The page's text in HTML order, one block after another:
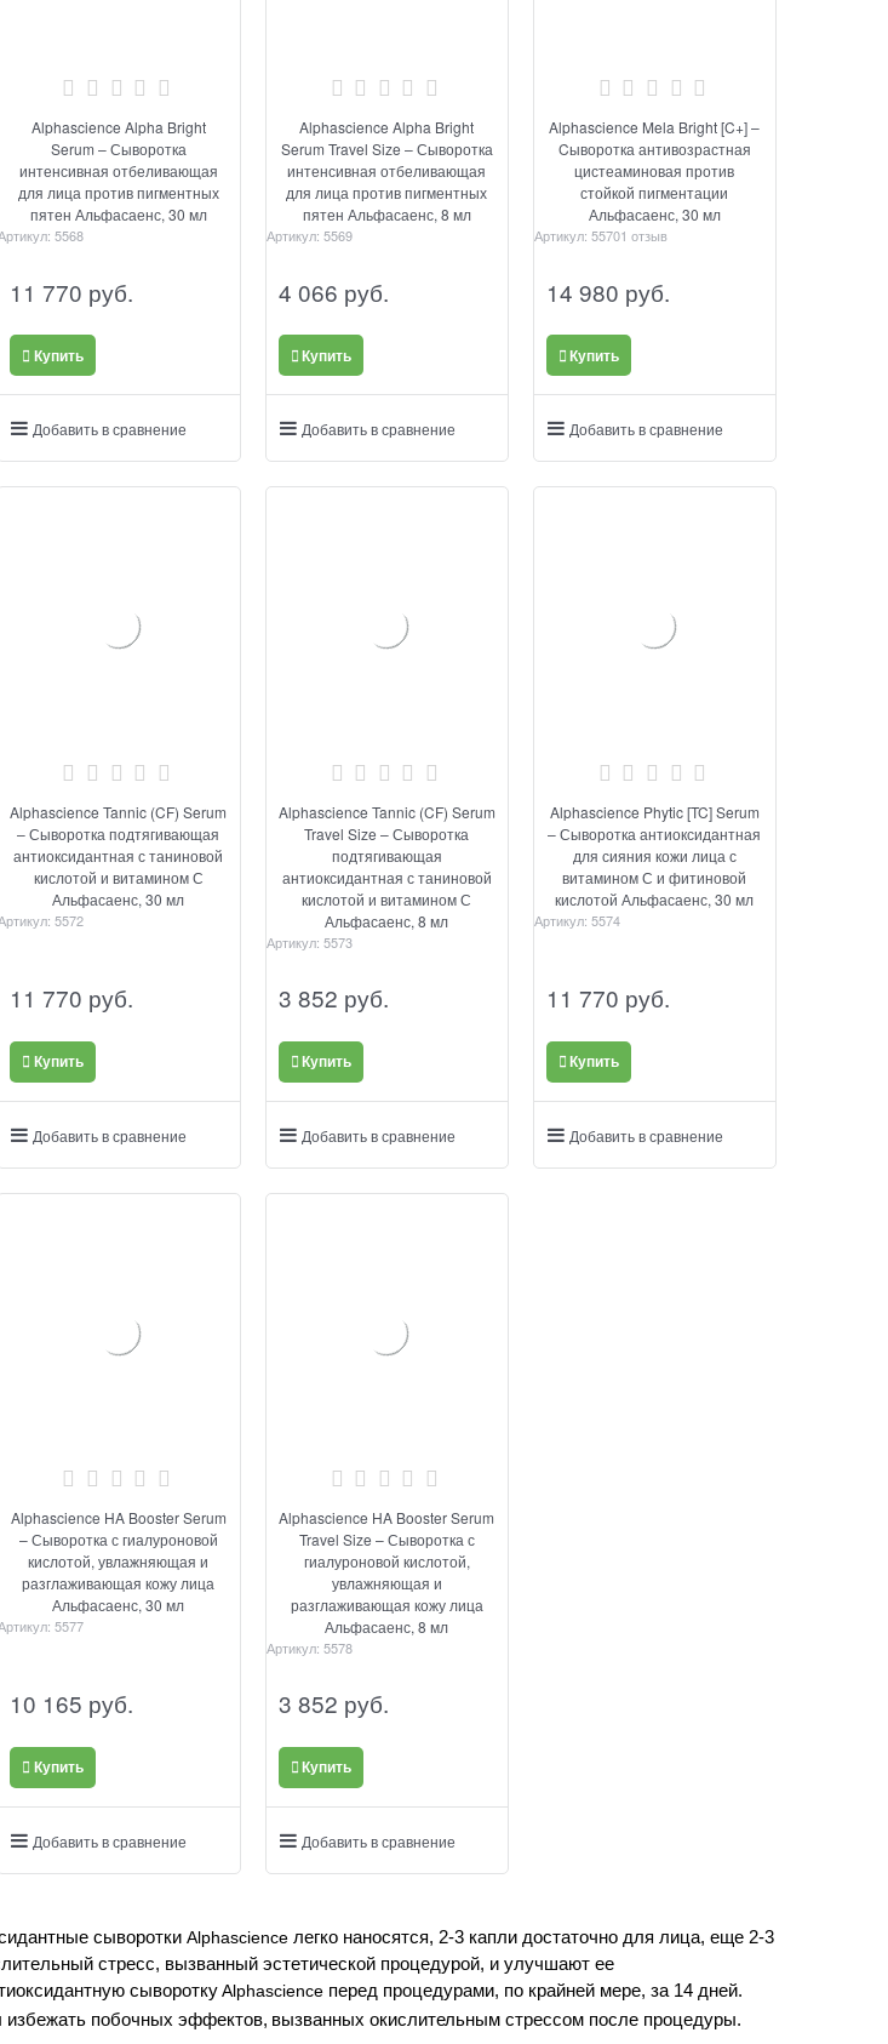
Alphascience Alpha Bright
Serum – Сыворотка
интенсивная отбеливающая
для лица против пигментных
пятен Альфасаенс, 30 мл
5568
11 770 руб.
Купить
Добавить в сравнение
Alphascience Alpha Bright
Serum Travel Size – Сыворотка
интенсивная отбеливающая
для лица против пигментных
пятен Альфасаенс, 8 мл
Артикул: 5569
4 066 руб.
Купить
Добавить в сравнение
Alphascience Mela Bright [C+] –
Cыворотка антивозрастная
цистеаминовая против
стойкой пигментации
Альфасаенс, 30 мл
Артикул: 55701 отзыв
14 980 руб.
Купить
Добавить в сравнение
Alphascience Tannic (CF) Serum
– Сыворотка подтягивающая
антиоксидантная с таниновой
кислотой и витамином С
Альфасаенс, 30 мл
5572
11 770 руб.
Купить
Добавить в сравнение
Alphascience Tannic (CF) Serum
Travel Size – Сыворотка
подтягивающая
антиоксидантная с таниновой
кислотой и витамином С
Альфасаенс, 8 мл
Артикул: 5573
3 852 руб.
Купить
Добавить в сравнение
Alphascience Phytic [TC] Serum
– Сыворотка антиоксидантная
для сияния кожи лица с
витамином С и фитиновой
кислотой Альфасаенс, 30 мл
Артикул: 5574
11 770 руб.
Купить
Добавить в сравнение
Alphascience HA Booster Serum
– Сыворотка с гиалуроновой
кислотой, увлажняющая и
разглаживающая кожу лица
Альфасаенс, 30 мл
5577
10 165 руб.
Купить
Добавить в сравнение
Alphascience HA Booster Serum
Travel Size – Сыворотка с
гиалуроновой кислотой,
увлажняющая и
разглаживающая кожу лица
Альфасаенс, 8 мл
Артикул: 5578
3 852 руб.
Купить
Добавить в сравнение
сыворотки Alphascience легко наносятся, 2-3 капли достаточно для лица, еще 2-3
стресс, вызванный эстетической процедурой, и улучшают ее
сывороткуAlphascience перед процедурами, по крайней мере, за 14 дней.
избежать побочных эффектов, вызванных окислительным стрессом после процедуры.